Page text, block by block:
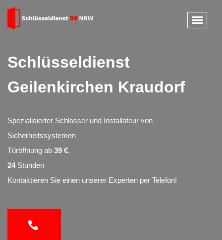
Schlüsseldienst
Geilenkirchen Kraudorf
Spezialisierter Schlosser und Installateur von
Sicherheitssystemen
Türöffnung ab 39 €,
24Stunden
Kontaktieren Sie einen unserer Experten per Telefon!